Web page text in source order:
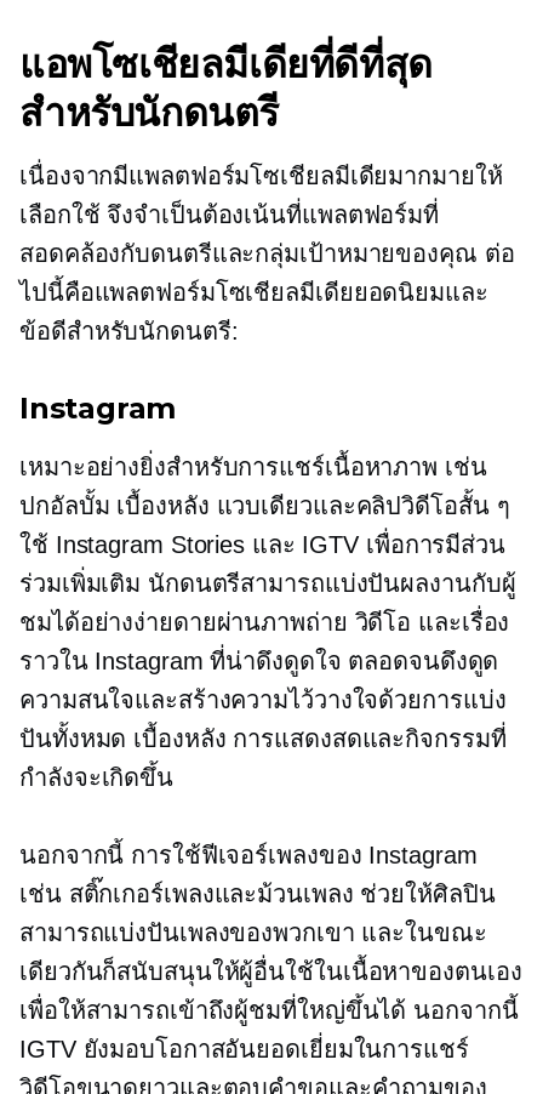
แอพโซเชียลมีเดียที่ดีที่สุด
สำหรับนักดนตรี
เนื่องจากมีแพลตฟอร์มโซเชียลมีเดียมากมายให้
เลือกใช้ จึงจำเป็นต้องเน้นที่แพลตฟอร์มที่
สอดคล้องกับดนตรีและกลุ่มเป้าหมายของคุณ ต่อ
ไปนี้คือแพลตฟอร์มโซเชียลมีเดียยอดนิยมและ
ข้อดีสำหรับนักดนตรี:
Instagram
เหมาะอย่างยิ่งสำหรับการแชร์เนื้อหาภาพ เช่น
ปกอัลบั้ม เบื้องหลัง แวบเดียวและคลิปวิดีโอสั้น ๆ
ใช้ Instagram Stories และ IGTV เพื่อการมีส่วน
ร่วมเพิ่มเติม นักดนตรีสามารถแบ่งปันผลงานกับผู้
ชมได้อย่างง่ายดายผ่านภาพถ่าย วิดีโอ และเรื่อง
ราวใน Instagram ที่น่าดึงดูดใจ ตลอดจนดึงดูด
ความสนใจและสร้างความไว้วางใจด้วยการแบ่ง
ปันทั้งหมด เบื้องหลัง การแสดงสดและกิจกรรมที่
กำลังจะเกิดขึ้น
นอกจากนี้ การใช้ฟีเจอร์เพลงของ Instagram
เช่น สติ๊กเกอร์เพลงและม้วนเพลง ช่วยให้ศิลปิน
สามารถแบ่งปันเพลงของพวกเขา และในขณะ
เดียวกันก็สนับสนุนให้ผู้อื่นใช้ในเนื้อหาของตนเอง
เพื่อให้สามารถเข้าถึงผู้ชมที่ใหญ่ขึ้นได้ นอกจากนี้
IGTV ยังมอบโอกาสอันยอดเยี่ยมในการแชร์
วิดีโอขนาดยาวและตอบคำขอและคำถามของ